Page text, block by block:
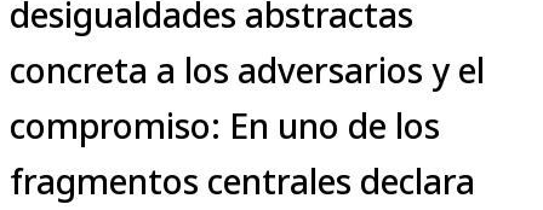
desigualdades abstractas
concreta a los adversarios y el
compromiso: En uno de los
fragmentos centrales declara